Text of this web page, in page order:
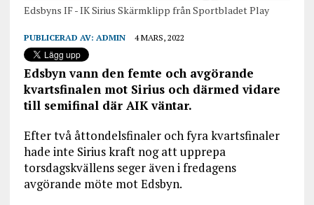
Edsbyns IF - IK Sirius Skärmklipp från Sportbladet Play
PUBLICERAD AV: ADMIN 4 MARS, 2022
Edsbyn vann den femte och avgörande
kvartsfinalen mot Sirius och därmed vidare
till semifinal där AIK väntar.
Efter två åttondelsfinaler och fyra kvartsfinaler
hade inte Sirius kraft nog att upprepa
torsdagskvällens seger även i fredagens
avgörande möte mot Edsbyn.